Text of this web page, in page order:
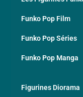
Funko Pop Film
Funko Pop Séries
Funko Pop Manga
Figurines Diorama